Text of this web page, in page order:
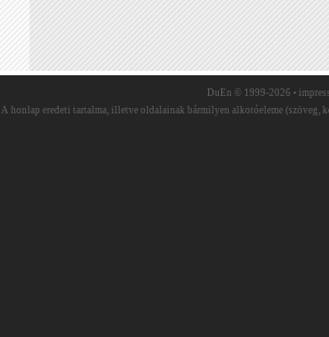
DuEn © 1999-2026 •
A honlap eredeti tartalma, illetve oldalainak bármilyen alkotóeleme (szöveg,